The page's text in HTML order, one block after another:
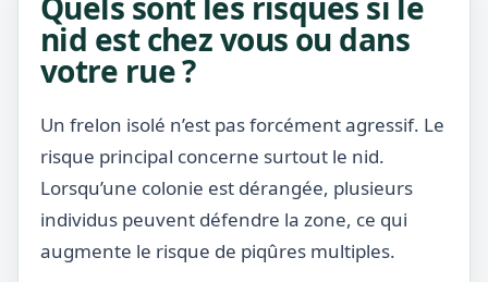
nid est chez vous ou dans
votre rue ?
Un frelon isolé n’est pas forcément agressif. Le
risque principal concerne surtout le nid.
Lorsqu’une colonie est dérangée, plusieurs
individus peuvent défendre la zone, ce qui
augmente le risque de piqûres multiples.